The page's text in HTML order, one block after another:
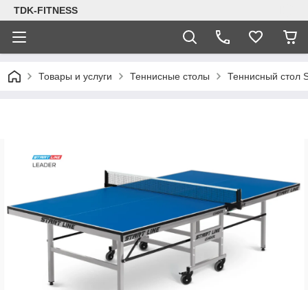
TDK-FITNESS
Товары и услуги Теннисные столы Теннисный стол